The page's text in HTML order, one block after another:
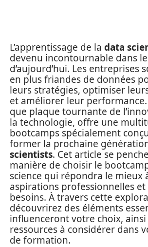
L’apprentissage de la data
devenu incontournable dans
d’aujourd’hui. Les entreprises
en plus friandes de données
leurs stratégies, optimiser
et améliorer leur
que plaque tournante de
la technologie, offre une
bootcamps spécialement
former la prochaine
scientists. Cet article se
manière de choisir le
science qui répondra le mieux
aspirations professionnelles et
besoins. À travers cette
découvrirez des éléments
influenceront votre choix,
ressources à considérer dans
de formation.